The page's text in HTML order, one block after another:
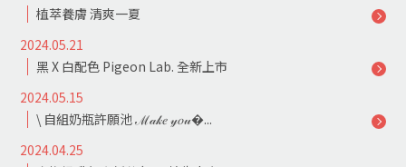
植萃養膚 清爽一夏
2024.05.21
黑 X 白配色 Pigeon Lab. 全新上市
2024.05.15
\ 自組奶瓶許願池 ℳ𝒶𝓀𝑒 𝓎𝑜𝓊�...
2024.04.25